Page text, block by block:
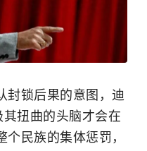
封锁后果的意图，迪
扭曲的头脑才会在
民族的集体惩罚，